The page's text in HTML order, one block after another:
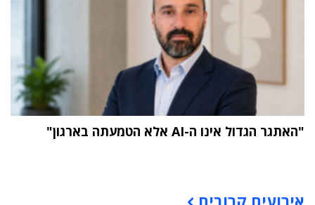
"האתגר הגדול אינו ה-AI אלא הטמעתה בארגון"
אירועים קרובים